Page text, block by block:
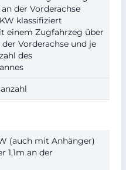
an der Vorderachse
klassifiziert
einem Zugfahrzeg über
der Vorderachse und je
des
(auch mit Anhänger)
1,1m an der